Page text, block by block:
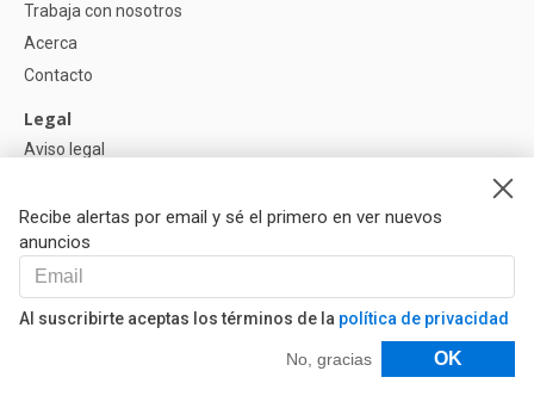
Recibe alertas por email y sé el primero en ver nuevos
anuncios
Al suscribirte aceptas los términos de la política de privacidad
No, gracias OK
Filtros
Trabaja con nosotros
Acerca
Contacto
Legal
Aviso legal
Política de Cookies
Ayuda
Preguntas
Nuestros Partners